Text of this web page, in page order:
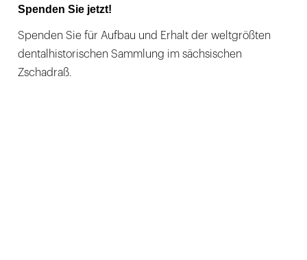
Spenden Sie jetzt!
Spenden Sie für Aufbau und Erhalt der weltgrößten
dentalhistorischen Sammlung im sächsischen
Zschadraß.